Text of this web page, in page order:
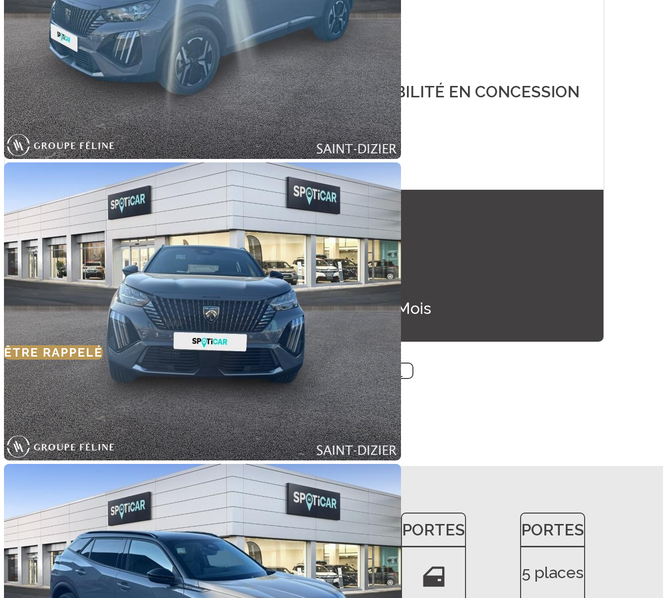
1.2 Hybrid 145ch GT e-DCS6
DISPONIBILITÉ EN CONCESSION
Saint-Dizier
32 870 €
Spoticar-Premium 12 Mois
ÊTRE RAPPELÉNOUS CONTACTER
SIMULER VOTRE FINANCEMENT
SIMULER UNE REPRISE
TYPOLOGIE
S.U.V.
TYPE
D'ÉNERGIE
Essence/Micro-
CYLINDRÉE
1199 cm3
PORTES PORTES
5 places